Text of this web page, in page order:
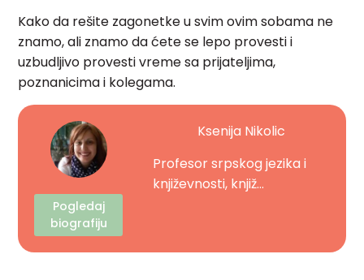
Kako da rešite zagonetke u svim ovim sobama ne
znamo, ali znamo da ćete se lepo provesti i
uzbudljivo provesti vreme sa prijateljima,
poznanicima i kolegama.
Pogledaj
biografiju
Ksenija Nikolic
Profesor srpskog jezika i
književnosti, knjiž...